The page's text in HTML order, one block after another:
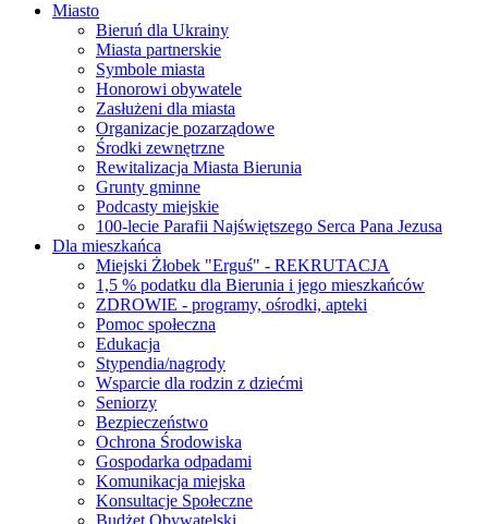
Miasto
Bieruń dla Ukrainy
Miasta partnerskie
Symbole miasta
Honorowi obywatele
Zasłużeni dla miasta
Organizacje pozarządowe
Środki zewnętrzne
Rewitalizacja Miasta Bierunia
Grunty gminne
Podcasty miejskie
100-lecie Parafii Najświętszego Serca Pana Jezusa
Dla mieszkańca
Miejski Żłobek "Erguś" - REKRUTACJA
1,5 % podatku dla Bierunia i jego mieszkańców
ZDROWIE - programy, ośrodki, apteki
Pomoc społeczna
Edukacja
Stypendia/nagrody
Wsparcie dla rodzin z dziećmi
Seniorzy
Bezpieczeństwo
Ochrona Środowiska
Gospodarka odpadami
Komunikacja miejska
Konsultacje Społeczne
Budżet Obywatelski